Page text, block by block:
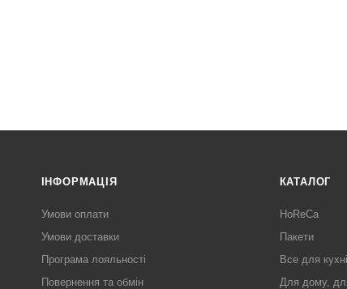
ІНФОРМАЦІЯ
Умови оплати
Умови доставки
Програма лояльності
Повернення та обмін
КАТАЛОГ
HoReCa
Пакети
Все для кухні
Для дому,